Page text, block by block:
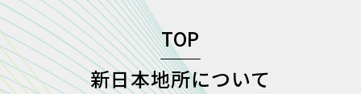
TOP
新日本地所について